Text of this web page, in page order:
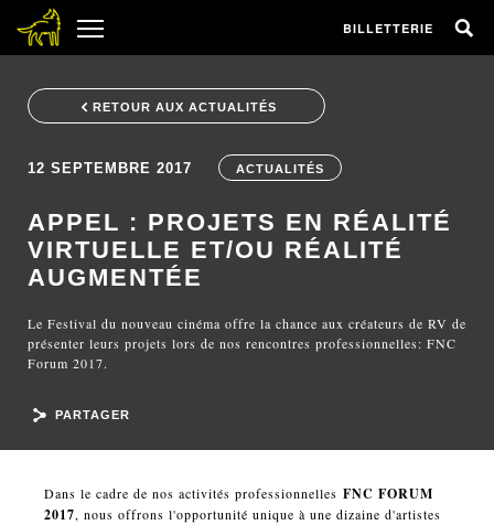
BILLETTERIE
RETOUR AUX ACTUALITÉS
12 SEPTEMBRE 2017 ACTUALITÉS
APPEL : PROJETS EN RÉALITÉ
VIRTUELLE ET/OU RÉALITÉ
AUGMENTÉE
Le Festival du nouveau cinéma offre la chance aux créateurs de RV de
présenter leurs projets lors de nos rencontres professionnelles: FNC
Forum 2017.
PARTAGER
Dans le cadre de nos activités professionnellesFNC FORUM
2017, nous offrons l'opportunité unique à une dizaine d'artistes